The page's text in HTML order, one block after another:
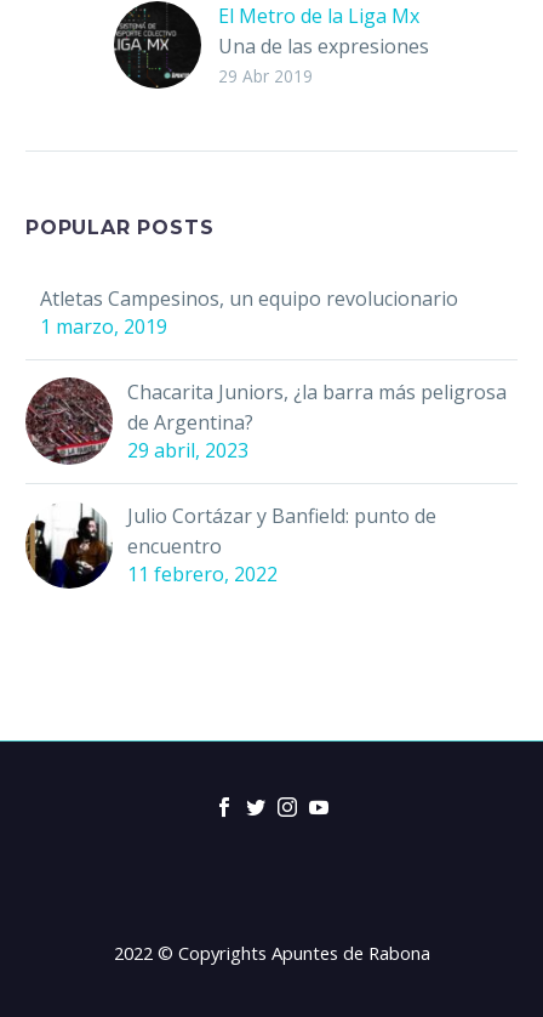
El Metro de la Liga Mx
Una de las expresiones
más citadinas de los
29 Abr 2019
POPULAR POSTS
Atletas Campesinos, un equipo revolucionario
1 marzo, 2019
Chacarita Juniors, ¿la barra más peligrosa
de Argentina?
29 abril, 2023
Julio Cortázar y Banfield: punto de
encuentro
11 febrero, 2022
2022 © Copyrights Apuntes de Rabona